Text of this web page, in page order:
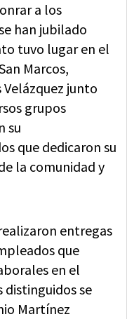
a los
han jubilado
tuvo lugar en el
Marcos,
junto
grupos
su
que dedicaron su
la comunidad y
entregas
que
en el
se
Martínez